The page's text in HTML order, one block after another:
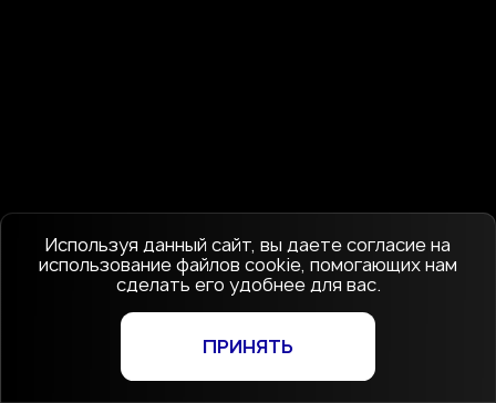
Используя данный сайт, вы даете согласие на
использование файлов cookie, помогающих нам
сделать его удобнее для вас.
ПРИНЯТЬ